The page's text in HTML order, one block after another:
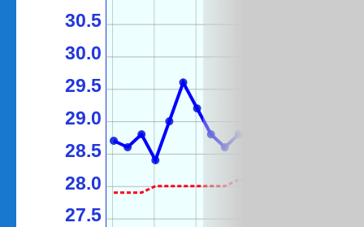
27.5
28.0
28.5
29.0
29.5
30.0
30.5